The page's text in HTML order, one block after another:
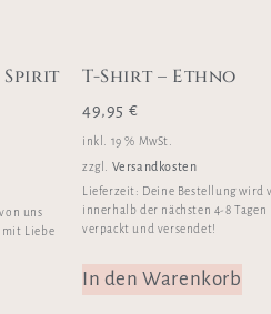
Spirit
uns
mit Liebe
T-Shirt – Ethno
49,95 €
inkl. 19 % MwSt.
zzgl. Versandkosten
Lieferzeit: Deine Bestellung wird
innerhalb der nächsten 4-8
verpackt und versendet!
In den Warenkorb